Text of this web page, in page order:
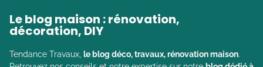
Le blog maison : rénovation,
décoration, DIY
Tendance Travaux, le blog déco, travaux, rénovation maison.